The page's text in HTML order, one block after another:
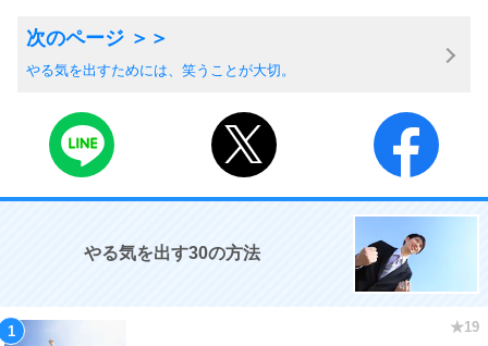
やる気を出すためには、笑うことが大切。
やる気を出す30の方法